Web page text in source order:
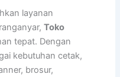
layanan
Toko
tepat. Dengan
kebutuhan cetak,
brosur,